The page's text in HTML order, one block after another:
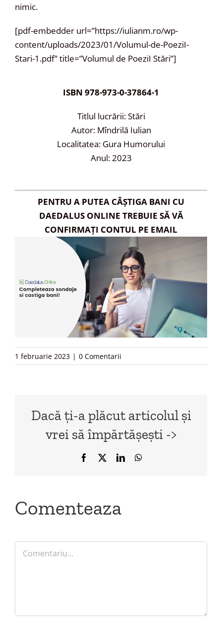
nimic.
[pdf-embedder url=”https://iulianm.ro/wp-
content/uploads/2023/01/Volumul-de-PoeziI-
Stari-1.pdf” title=”Volumul de PoeziI Stări”]
ISBN 978-973-0-37864-1
Titlul lucrării: Stări
Autor: Mîndrilă Iulian
Localitatea: Gura Humorului
Anul: 2023
PENTRU A PUTEA CÂȘTIGA BANI CU
DAEDALUS ONLINE TREBUIE SĂ VĂ
CONFIRMAȚI CONTUL PE EMAIL
1 februarie 2023 | 0 Comentarii
Dacă ți-a plăcut articolul și
vrei să împărtășești ->
Facebook LinkedInWhatsApp
Comenteaza
Comment